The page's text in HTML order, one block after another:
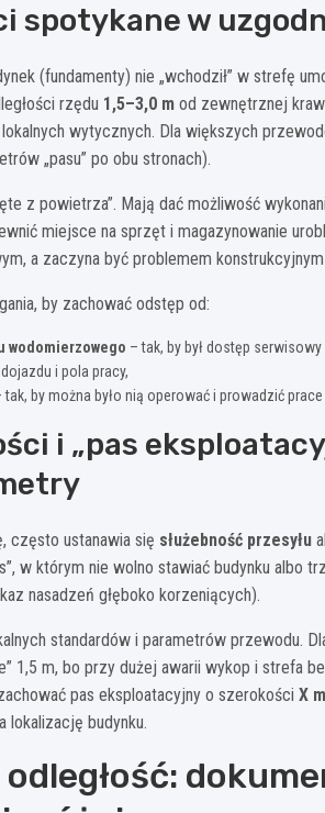
spotykane w
(fundamenty) nie „wchodził” w strefę
rzędu 1,5–3,0 m od zewnętrznej
lokalnych wytycznych. Dla większych
„pasu” po obu stronach).
z powietrza”. Mają dać możliwość
miejsce na sprzęt i magazynowanie
a zaczyna być problemem
by zachować odstęp od:
wodomierzowego – tak, by był dostęp
i pola pracy,
by można było nią operować i prowadzić prace
i „pas
często ustanawia się służebność przesyłu
w którym nie wolno stawiać budynku albo
nasadzeń głęboko korzeniących).
standardów i parametrów przewodu.
1,5 m, bo przy dużej awarii wykop i strefa
pas eksploatacyjny o szerokości X m
lokalizację budynku.